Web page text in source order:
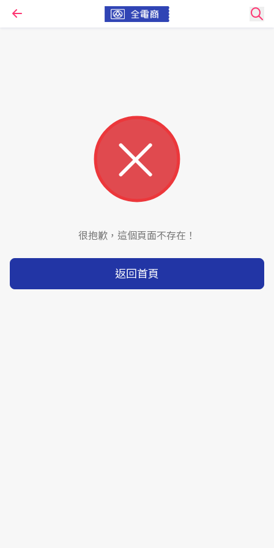
很抱歉，這個頁面不存在！
返回首頁